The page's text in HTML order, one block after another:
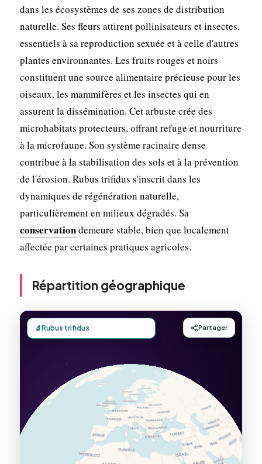
dans les écosystèmes de ses zones de distribution
naturelle. Ses fleurs attirent pollinisateurs et insectes,
essentiels à sa reproduction sexuée et à celle d'autres
plantes environnantes. Les fruits rouges et noirs
constituent une source alimentaire précieuse pour les
oiseaux, les mammifères et les insectes qui en
assurent la dissémination. Cet arbuste crée des
microhabitats protecteurs, offrant refuge et nourriture
à la microfaune. Son système racinaire dense
contribue à la stabilisation des sols et à la prévention
de l'érosion. Rubus trifidus s'inscrit dans les
dynamiques de régénération naturelle,
particulièrement en milieux dégradés. Sa
conservationdemeure stable, bien que localement
affectée par certaines pratiques agricoles.
Répartition géographique